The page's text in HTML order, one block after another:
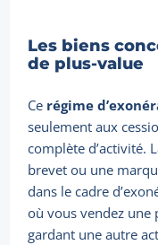
Les biens
de plus-value
Ce régime
seulement aux
complète d’activité.
brevet ou une
dans le cadre
où vous vendez
gardant une autre